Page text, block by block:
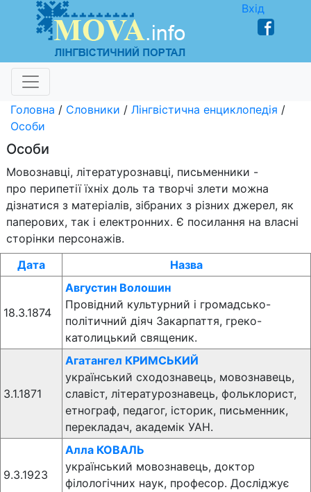
Вхід
Головна / Словники / Лінгвістична енциклопедія /
Особи
Особи
Мовознавці, літературознавці, письменники -
про перипетії їхніх доль та творчі злети можна
дізнатися з матеріалів, зібраних з різних джерел, як
паперових, так і електронних. Є посилання на власні
сторінки персонажів.
Дата
Назва
18.3.1874
Августин Волошин
Провідний культурний і громадсько-
політичний діяч Закарпаття, греко-
католицький священик.
3.1.1871
Агатангел КРИМСЬКИЙ
український сходознавець, мовознавець,
славіст, літературознавець, фольклорист,
етнограф, педагог, історик, письменник,
перекладач, академік УАН.
9.3.1923
Алла КОВАЛЬ
український мовознавець, доктор
філологічних наук, професор. Досліджує